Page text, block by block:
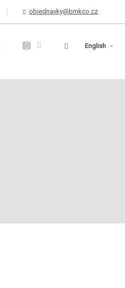
objednavky@bmkco.cz
Vyhledávání
English